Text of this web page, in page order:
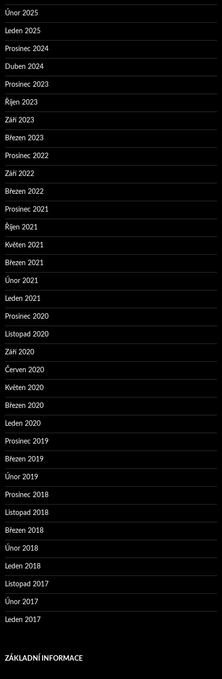
Únor 2025
Leden 2025
Prosinec 2024
Duben 2024
Prosinec 2023
Říjen 2023
Září 2023
Březen 2023
Prosinec 2022
Září 2022
Březen 2022
Prosinec 2021
Říjen 2021
Květen 2021
Březen 2021
Únor 2021
Leden 2021
Prosinec 2020
Listopad 2020
Září 2020
Červen 2020
Květen 2020
Březen 2020
Leden 2020
Prosinec 2019
Březen 2019
Únor 2019
Prosinec 2018
Listopad 2018
Březen 2018
Únor 2018
Leden 2018
Listopad 2017
Únor 2017
Leden 2017
ZÁKLADNÍ INFORMACE